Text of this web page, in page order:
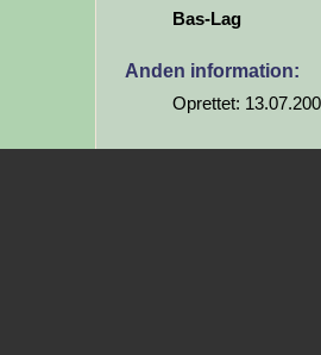
Bas-Lag
Anden information:
Oprettet: